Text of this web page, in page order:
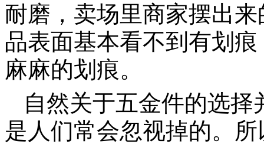
耐磨，卖场里商家摆出
品表面基本看不到有划
麻麻的划痕。
自然关于五金件的选
是人们常会忽视掉的。